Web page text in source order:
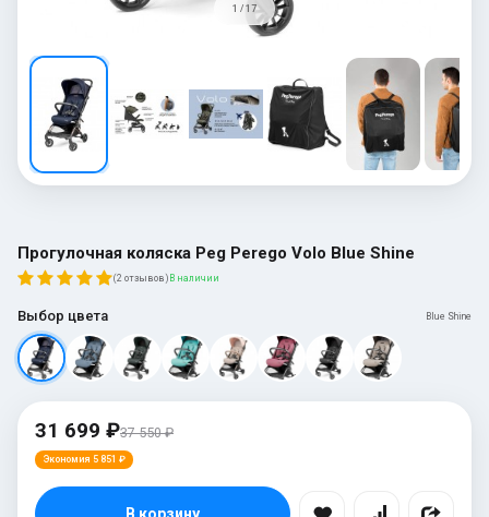
1 / 17
Прогулочная коляска Peg Perego Volo Blue Shine
(2 отзывов) В наличии
Выбор цвета Blue Shine
31 699 ₽37 550 ₽
Экономия 5 851 ₽
В корзину